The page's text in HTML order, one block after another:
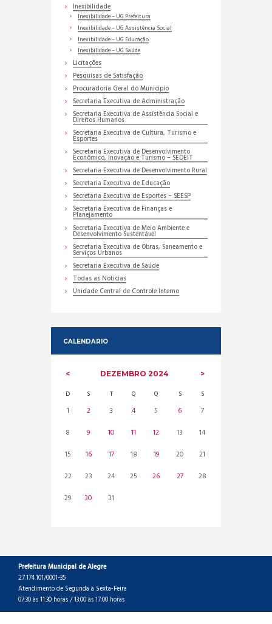
Inexibilidade
Inexibilidade – UG Prefeitura
Inexibilidade – UG Assistência Social
Inexibilidade – UG Educação
Inexibilidade – UG Saúde
Licitações
Pesquisas de Satisfação
Procuradoria Geral do Município
Secretaria Executiva de Administração
Secretaria Executiva de Assistência Social e
Direitos Humanos
Secretaria Executiva de Cultura, Turismo e
Esportes
Secretaria Executiva de Desenvolvimento
Econômico, Inovação e Turismo – SEDEIT
Secretaria Executiva de Desenvolvimento Rural
Secretaria Executiva de Educação
Secretaria Executiva de Esportes – SEESP
Secretaria Executiva de Finanças e
Planejamento
Secretaria Executiva de Meio Ambiente e
Desenvolvimento Sustentável
Secretaria Executiva de Obras, Saneamento e
Serviços Urbanos
Secretaria Executiva de Saúde
Todas as Noticias
Unidade Central de Controle Interno
CALENDARIO
DEZEMBRO2024
D S T Q Q S S
1 2 3 4 5 6
7
8
9 10 11 12 13
14
15
16 17 18 19 20
21
22
23 24 25 26 27
28
29
30 31
Prefeitura Municipal de Alegre
27.174.101/0001-35
Atendimento de Segunda à Sexta-Feira
07:30 às 11:30 horas / 13:00 às 17:00 horas